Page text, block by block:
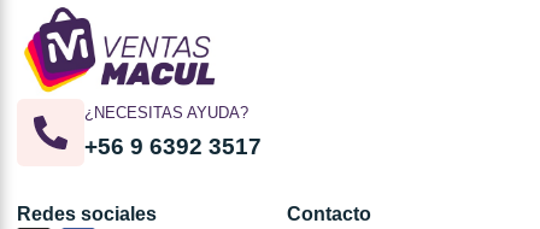
¿NECESITAS AYUDA?
+56 9 6392 3517
Redes sociales Contacto